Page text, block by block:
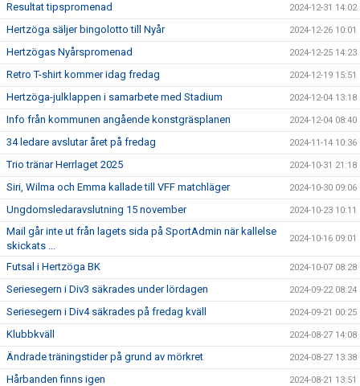
Resultat tipspromenad 2024-12-31 14:02
Hertzöga säljer bingolotto till Nyår 2024-12-26 10:01
Hertzögas Nyårspromenad 2024-12-25 14:23
Retro T-shirt kommer idag fredag 2024-12-19 15:51
Hertzöga-julklappen i samarbete med Stadium 2024-12-04 13:18
Info från kommunen angående konstgräsplanen 2024-12-04 08:40
34 ledare avslutar året på fredag 2024-11-14 10:36
Trio tränar Herrlaget 2025 2024-10-31 21:18
Siri, Wilma och Emma kallade till VFF matchläger 2024-10-30 09:06
Ungdomsledaravslutning 15 november 2024-10-23 10:11
Mail går inte ut från lagets sida på SportAdmin när kallelse
skickats ...
2024-10-16 09:01
Futsal i Hertzöga BK 2024-10-07 08:28
Seriesegern i Div3 säkrades under lördagen 2024-09-22 08:24
Seriesegern i Div4 säkrades på fredag kväll 2024-09-21 00:25
Klubbkväll 2024-08-27 14:08
Ändrade träningstider på grund av mörkret 2024-08-27 13:38
Hårbanden finns igen 2024-08-21 13:51